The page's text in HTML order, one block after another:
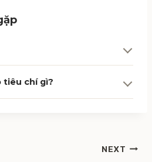
tiêu chí gì?
NEXT